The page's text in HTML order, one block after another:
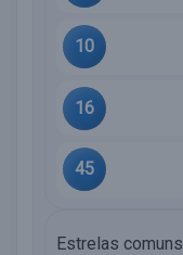
10
16
45
Estrelas comuns